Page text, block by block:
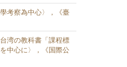
考察為中心〉，《臺
湾の教科書「課程標
中心に〉，《国際公